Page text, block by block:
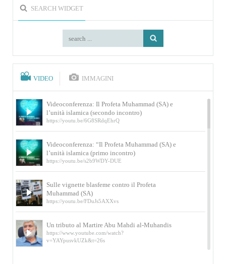
SEARCH WIDGET
VIDEO IMMAGINI
Videoconferenza: Il Profeta Muhammad (SA) e
l’unità islamica (secondo incontro)
https://youtu.be/6G8SRdqEhrQ
Videoconferenza: “Il Profeta Muhammad (SA) e
l’unità islamica (primo incontro)
https://youtu.be/s2b9WDY-DUE
Sulle vignette blasfeme contro il Profeta
Muhammad (SA)
https://youtu.be/FDuJs5AXXvs
Un tributo al Martire Abu Mahdi al-Muhandis
https://www.youtube.com/watch?
v=YAYpusvkUZk&t=26s